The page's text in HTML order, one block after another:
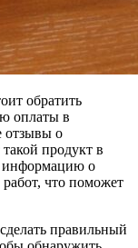
обратить
оплаты в
отзывы о
продукт в
информацию о
что поможет
правильный